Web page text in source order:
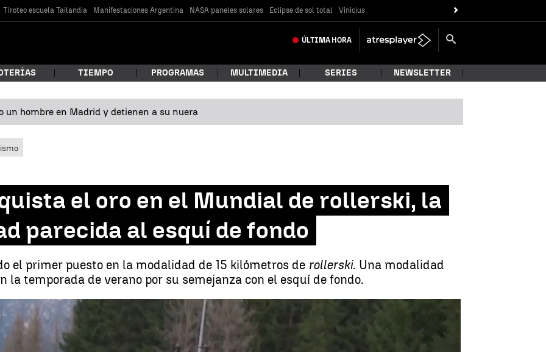
Tiroteo escuela Tailandia Manifestaciones Argentina NASA paneles solares Eclipse de sol total Vinicius
ÚLTIMA HORA
buscando?
TIEMPO PROGRAMAS MULTIMEDIA SERIES NEWSLETTER
un hombre en Madrid y detienen a su nuera
el oro en el Mundial de rollerski, la
parecida al esquí de fondo
el primer puesto en la modalidad de 15 kilómetros de rollerski. Una modalidad
la temporada de verano por su semejanza con el esquí de fondo.
Imanol Rojo conquista el oro en el Mundial de rollerski |